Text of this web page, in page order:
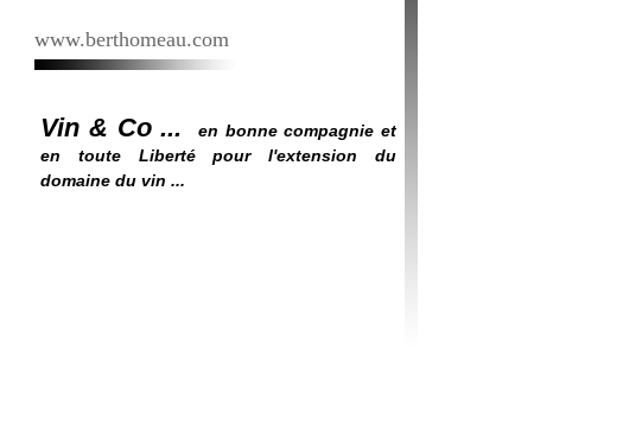
www.berthomeau.com
Vin & Co ...
en bonne compagnie et
en toute Liberté pour l'extension du
domaine du vin ...